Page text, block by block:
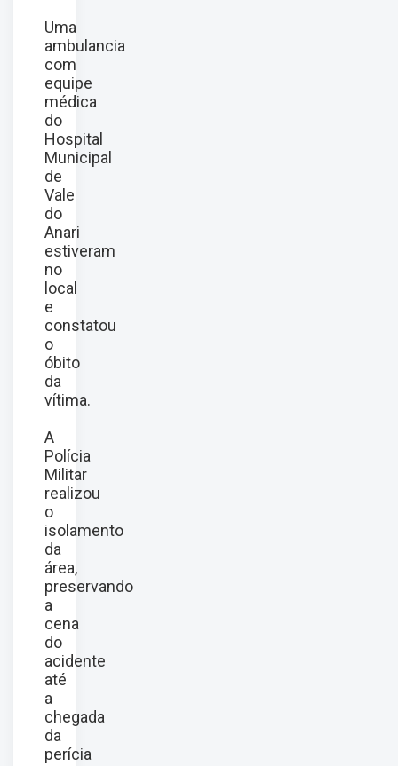
Uma
ambulancia
com
equipe
médica
do
Hospital
Municipal
de
Vale
do
Anari
estiveram
no
local
e
constatou
o
óbito
da
vítima.
A
Polícia
Militar
realizou
o
isolamento
da
área,
preservando
a
cena
do
acidente
até
a
chegada
da
perícia